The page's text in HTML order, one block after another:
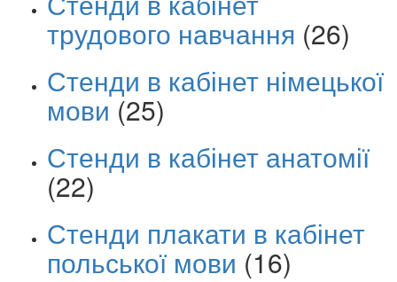
трудового навчання (26)
Стенди в кабінет німецької
мови (25)
Стенди в кабінет анатомії
(22)
Стенди плакати в кабінет
польської мови (16)